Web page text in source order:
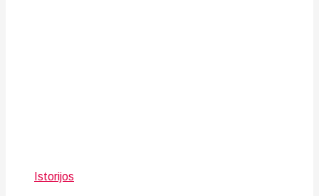
Istorijos